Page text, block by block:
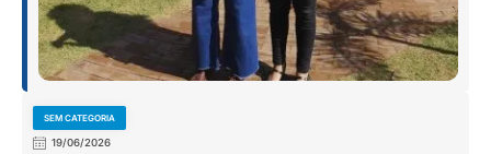
SEM CATEGORIA
19/06/2026